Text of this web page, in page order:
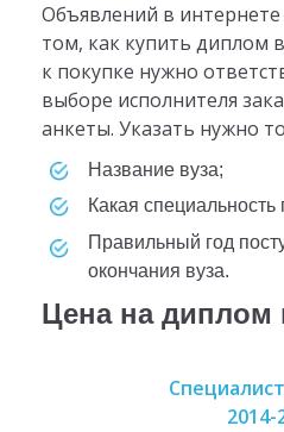
Объявлений в
том, как купить диплом
к покупке нужно
выборе исполнителя
анкеты. Указать нужно
название вуза;
какая
правильный год поступления и
окончания вуза.
Цена на диплом
2014-